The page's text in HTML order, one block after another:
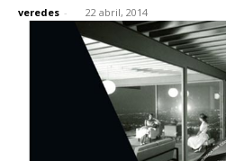
veredes - 22 abril, 2014